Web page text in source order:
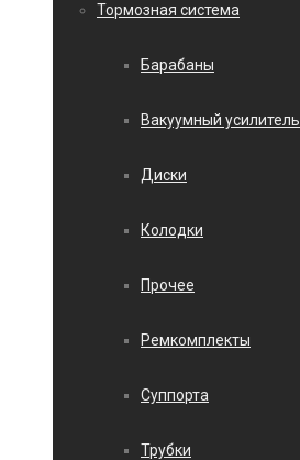
Тормозная система
Барабаны
Вакуумный усилитель
Диски
Колодки
Прочее
Ремкомплекты
Суппорта
Трубки